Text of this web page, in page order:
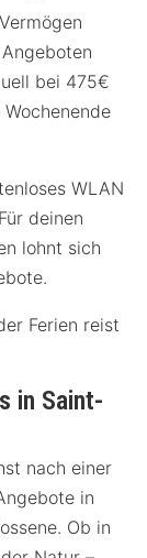
bei 475€
WLAN
deinen
lohnt sich
Ferien reist
in Saint-
nach einer
in
Ob in